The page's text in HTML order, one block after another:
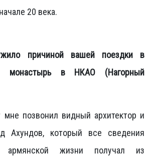
20 века.
причиной вашей поездки в
монастырь в НКАО (Нагорный
позвонил видный архитектор и
Ахундов, который все сведения
армянской жизни получал из